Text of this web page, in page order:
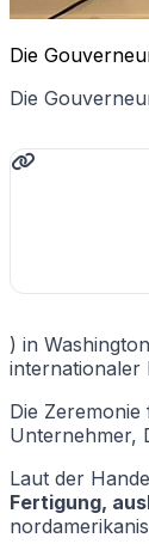
Die
Die
) in
internationaler
Die
Unternehmer,
Laut der
Fertigung,